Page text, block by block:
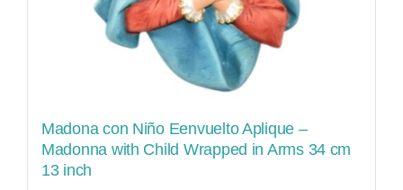
Madona con Niño Eenvuelto Aplique –
Madonna with Child Wrapped in Arms 34 cm
13 inch